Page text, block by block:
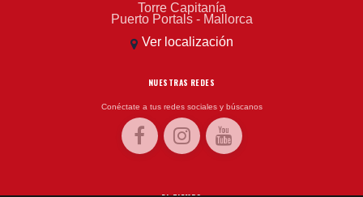
Torre Capitanía
Puerto Portals - Mallorca
Ver localización
NUESTRAS REDES
Conéctate a tus redes sociales y búscanos